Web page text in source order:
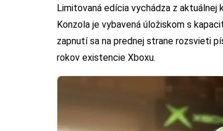
Limitovaná edícia vychádza z aktuálnej
Konzola je vybavená úložiskom s
zapnutí sa na prednej strane rozsvieti
rokov existencie Xboxu.